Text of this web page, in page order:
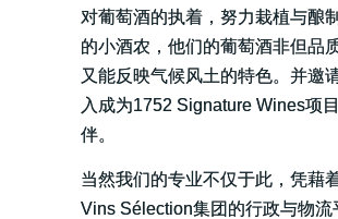
对葡萄酒的执着，努力栽植与酿
的小酒农，他们的葡萄酒非但品
又能反映气候风土的特色。并邀
入成为1752 Signature Wines项
伴。
当然我们的专业不仅于此，凭藉
Vins Sélection集团的行政与物流